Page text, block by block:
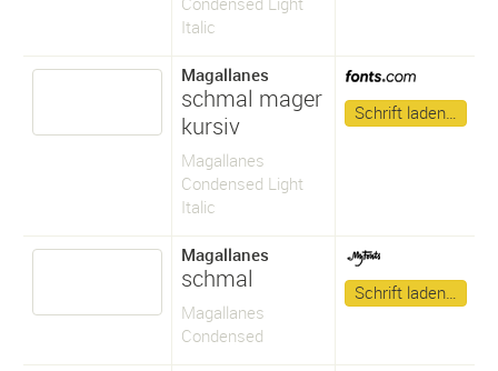
Italic
Magallanes
schmal mager
kursiv
Magallanes
Condensed Light
Italic
Schrift laden…
Magallanes
schmal
Magallanes
Condensed
Schrift laden…